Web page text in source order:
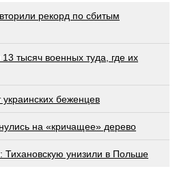
рекорд по сбитым
тысяч военных туда, где их
украинских беженцев
на «кричащее» дерево
Тихановскую унизили в Польше